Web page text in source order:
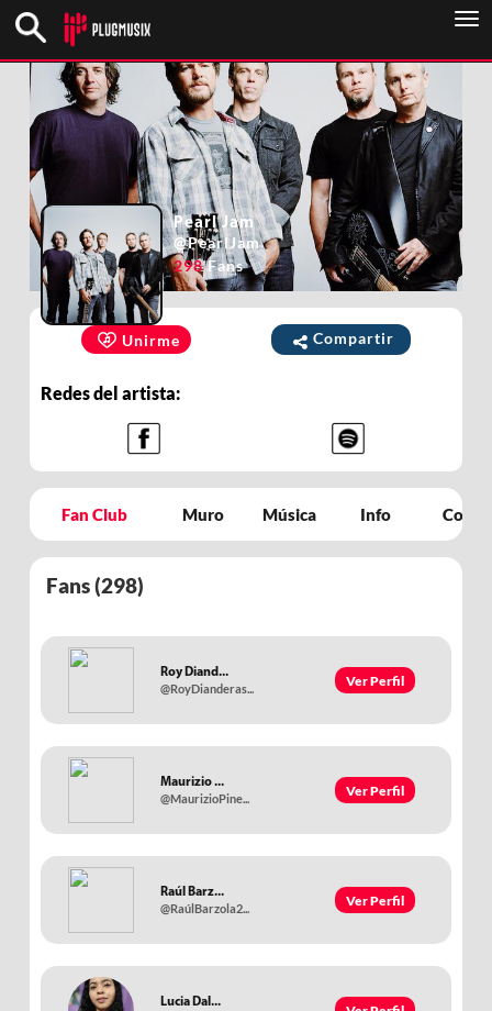
Unirme Compartir
Redes del artista:
Pearl Jam
@PearlJam
298 Fans
Fan Club Muro Música Info
Fans (298)
Roy Diand...
@RoyDianderas... Ver Perfil
Maurizio ...
@MaurizioPine... Ver Perfil
Raúl Barz...
@RaúlBarzola2... Ver Perfil
Lucia Dal...